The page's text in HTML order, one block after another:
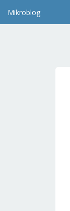
Mikroblog